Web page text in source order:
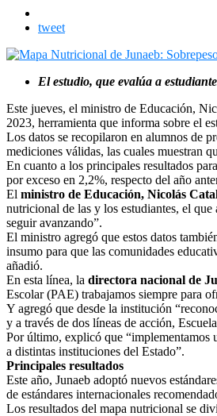
tweet
El estudio, que evalúa a
Este jueves, el ministro de Educación,
2023, herramienta que informa sobre el
Los datos se recopilaron en alumnos de
mediciones válidas, las cuales muestran
En cuanto a los principales resultados
por exceso en 2,2%, respecto del año
El ministro de Educación, Nicolás
nutricional de las y los estudiantes, el
seguir avanzando”.
El ministro agregó que estos datos
insumo para que las comunidades
añadió.
En esta línea, la directora nacional de
Escolar (PAE) trabajamos siempre para
Y agregó que desde la institución
y a través de dos líneas de acción,
Por último, explicó que “implementamos
a distintas instituciones del Estado”.
Principales resultados
Este año, Junaeb adoptó nuevos
de estándares internacionales
Los resultados del mapa nutricional se